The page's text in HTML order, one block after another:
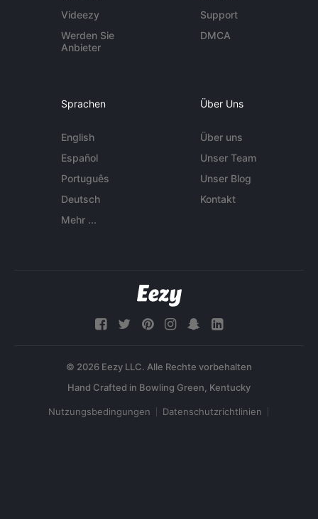
Videezy
Werden Sie
Anbieter
Support
DMCA
Sprachen
English
Español
Português
Deutsch
Mehr ...
Über Uns
Über uns
Unser Team
Unser Blog
Kontakt
© 2026 Eezy LLC. Alle Rechte vorbehalten
Nutzungsbedingungen Datenschutzrichtlinien